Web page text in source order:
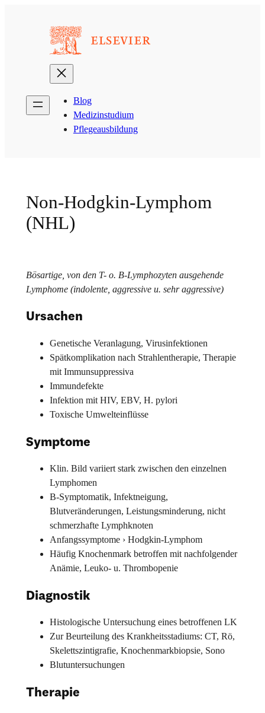
Blog
Medizinstudium
Pflegeausbildung
Non-Hodgkin-Lymphom
(NHL)
Bösartige, von den T- o. B-Lymphozyten ausgehende
Lymphome (indolente, aggressive u. sehr aggressive)
Ursachen
Genetische Veranlagung, Virusinfektionen
Spätkomplikation nach Strahlentherapie, Therapie
mit Immunsuppressiva
Immundefekte
Infektion mit HIV, EBV, H. pylori
Toxische Umwelteinflüsse
Symptome
Klin. Bild variiert stark zwischen den einzelnen
Lymphomen
B-Symptomatik, Infektneigung,
Blutveränderungen, Leistungsminderung, nicht
schmerzhafte Lymphknoten
Anfangssymptome › Hodgkin-Lymphom
Häufig Knochenmark betroffen mit nachfolgender
Anämie, Leuko- u. Thrombopenie
Diagnostik
Histologische Untersuchung eines betroffenen LK
Zur Beurteilung des Krankheitsstadiums: CT, Rö,
Skelettszintigrafie, Knochenmarkbiopsie, Sono
Blutuntersuchungen
Therapie